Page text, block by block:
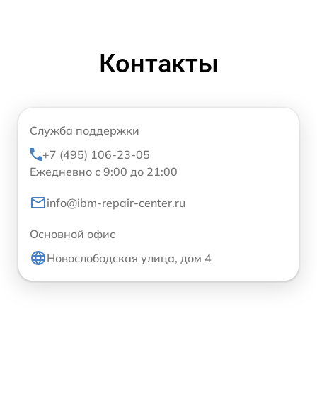
Контакты
Служба поддержки
+7 (495) 106-23-05
Ежедневно с 9:00 до 21:00
info@ibm-repair-center.ru
Основной офис
Новослободская улица, дом 4